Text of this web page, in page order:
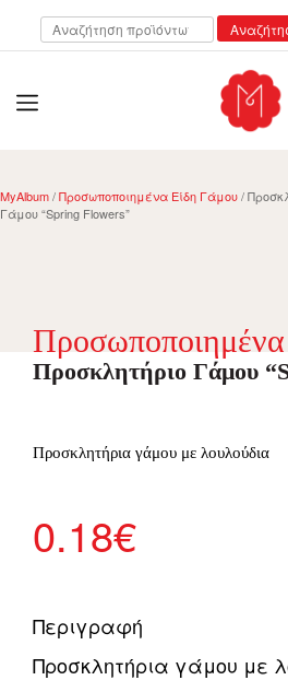
Αναζήτηση
για:
open
MyAlbum/Προσωποποιημένα Είδη Γάμου/
Γάμου “Spring Flowers”
Προσκλητήριο Γάμου
Προσκλητήρια γάμου με λουλούδια
0.18€
Περιγραφή
Προσκλητήρια γάμου με